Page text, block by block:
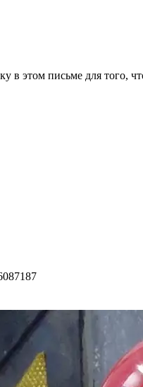
в этом письме для того,